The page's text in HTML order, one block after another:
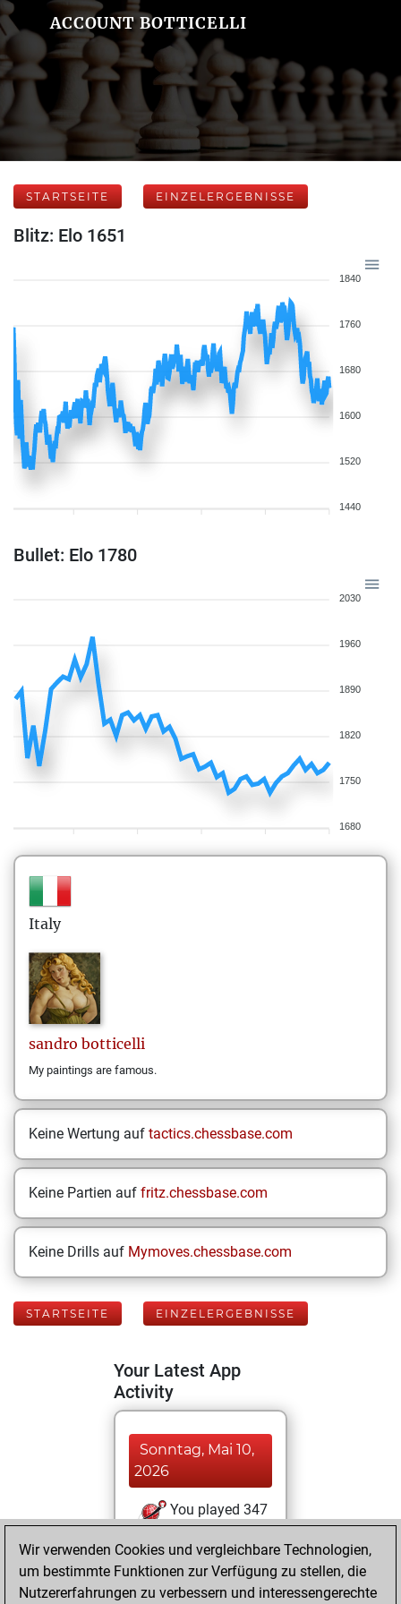
ACCOUNT BOTTICELLI
STARTSEITE EINZELERGEBNISSE
Blitz: Elo 1651
1840
1760
1680
1600
1520
1440
Bullet: Elo 1780
2030
1960
1890
1820
1750
1680
Italy
sandro botticelli
My paintings are famous.
Keine Wertung auf tactics.chessbase.com
Keine Partien auf fritz.chessbase.com
Keine Drills auf Mymoves.chessbase.com
STARTSEITE EINZELERGEBNISSE
Your Latest App
Activity
Sonntag, Mai 10,
2026
You played 347
You scored
+178 =20 -149 in
Wir verwenden Cookies und vergleichbare Technologien,
um bestimmte Funktionen zur Verfügung zu stellen, die
Nutzererfahrungen zu verbessern und interessengerechte